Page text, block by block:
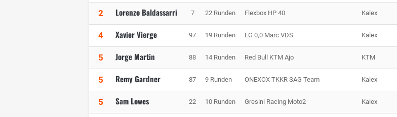
2 Lorenzo Baldassarri 7 22 Runden Flexbox HP 40 Kalex
4 Xavier Vierge 97 19 Runden EG 0,0 Marc VDS Kalex
5 Jorge Martin 88 14 Runden Red Bull KTM Ajo KTM
5 Remy Gardner 87 9 Runden ONEXOX TKKR SAG Team Kalex
5 Sam Lowes 22 10 Runden Gresini Racing Moto2 Kalex